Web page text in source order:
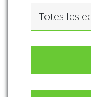
Totes les